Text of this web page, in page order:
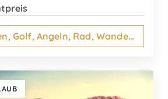
Freizeit (Reiten, Golf, Angeln, Rad, Wandern...)